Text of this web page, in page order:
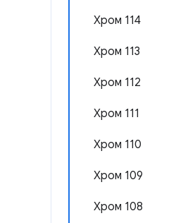
Хром 114
Хром 113
Хром 112
Хром 111
Хром 110
Хром 109
Хром 108